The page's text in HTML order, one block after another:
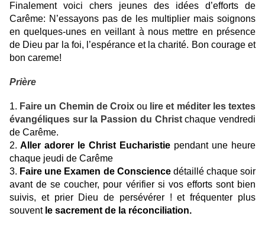
Finalement voici chers jeunes des idées d’efforts de
Carême: N’essayons pas de les multiplier mais soignons
en quelques-unes en veillant à nous mettre en présence
de Dieu par la foi, l’espérance et la charité. Bon courage et
bon careme!
Prière
1. Faire un Chemin de Croixou lire et méditer les textes
évangéliques sur la Passion du Christchaque vendredi
de Carême.
2. Aller adorer le Christ Eucharistie pendant une heure
chaque jeudi de Carême
3. Faire une Examen de Consciencedétaillé chaque soir
avant de se coucher, pour vérifier si vos efforts sont bien
suivis, et prier Dieu de persévérer ! et fréquenter plus
souvent le sacrement de la réconciliation.